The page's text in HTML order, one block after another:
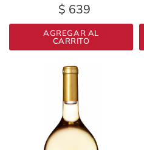
$ 639
AGREGAR AL
CARRITO